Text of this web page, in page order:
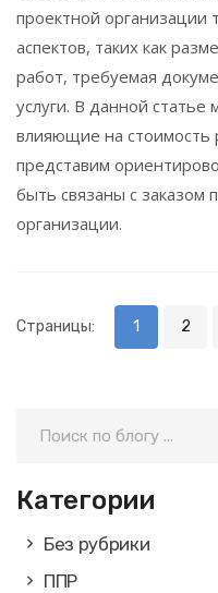
проектной организации
аспектов, таких как
работ, требуемая
услуги. В данной
влияющие на стоимость
представим
быть связаны с заказом
организации.
Страницы: 1 2
Категории
Без рубрики
ППР